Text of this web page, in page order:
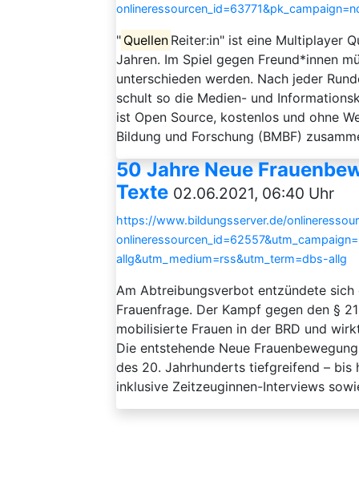
" Quellen Reiter:in" ist eine Multiplayer
Jahren. Im Spiel gegen Freund*innen
unterschieden werden. Nach jeder
schult so die Medien- und
ist Open Source, kostenlos und ohne
Bildung und Forschung (BMBF)
50 Jahre Neue
Texte 02.06.2021, 06:40 Uhr
https://www.bildungsserver.de/
allg&utm_medium=rss&utm_term=dbs-allg
Am Abtreibungsverbot entzündete
Frauenfrage. Der Kampf gegen den §
mobilisierte Frauen in der BRD und
Die entstehende Neue
des 20. Jahrhunderts tiefgreifend – bis
inklusive Zeitzeuginnen-Interviews